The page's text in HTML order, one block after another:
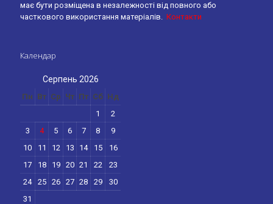
має бути розміщена в незалежності від повного або
часткового використання матеріалів. Контакти
Календар
Серпень 2026
Пн Вт Ср Чт Пт Сб Нд
1
2
3
4 5 6 7 8
9
10
11 12 13 14 15
16
17
18 19 20 21 22
23
24
25 26 27 28 29
30
31